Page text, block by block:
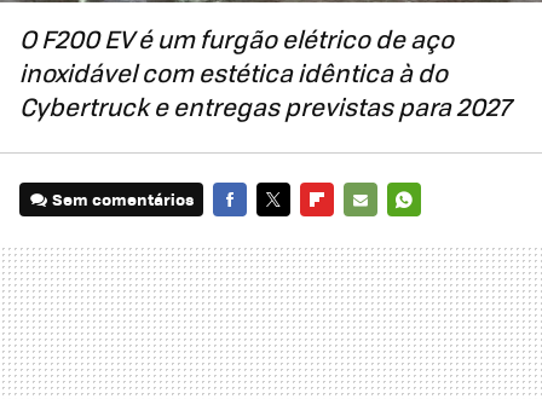
O F200 EV é um furgão elétrico de aço
inoxidável com estética idêntica à do
Cybertruck e entregas previstas para 2027
Sem comentários
MAIL